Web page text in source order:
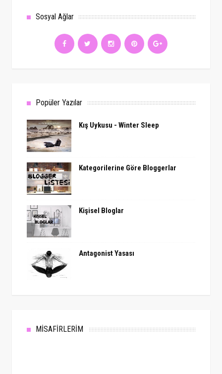
Sosyal Ağlar
Popüler Yazılar
Kış Uykusu - Winter Sleep
Kategorilerine Göre Bloggerlar
Kişisel Bloglar
Antagonist Yasası
MİSAFİRLERİM